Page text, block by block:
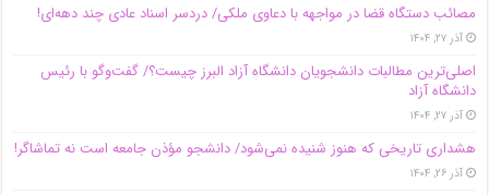
مصائب دستگاه قضا در مواجهه با دعاوی ملکی/ دردسر اسناد عادی چند‌ دهه‌ای!
آذر ۲۷, ۱۴۰۴
اصلی‌ترین مطالبات دانشجویان دانشگاه آزاد البرز چیست؟/ گفت‌وگو با رئیس
دانشگاه آز‌اد
آذر ۲۷, ۱۴۰۴
هشداری تاریخی که هنوز شنیده نمی‌شود/ دانشجو مؤذن جامعه است نه تماشاگر!
آذر ۲۶, ۱۴۰۴